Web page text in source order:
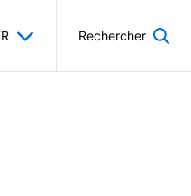
Rechercher